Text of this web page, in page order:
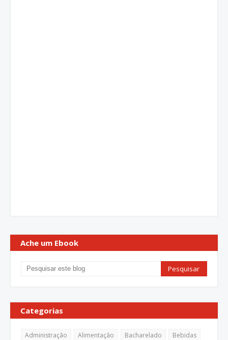
Ache um Ebook
Categorias
Administração Alimentação Bacharelado
Bebidas